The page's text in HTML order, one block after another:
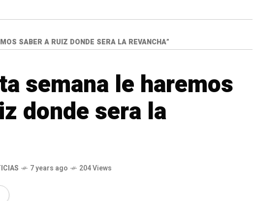
SABER A RUIZ DONDE SERA LA REVANCHA”
semana le haremos
donde sera la
7 years ago 204 Views